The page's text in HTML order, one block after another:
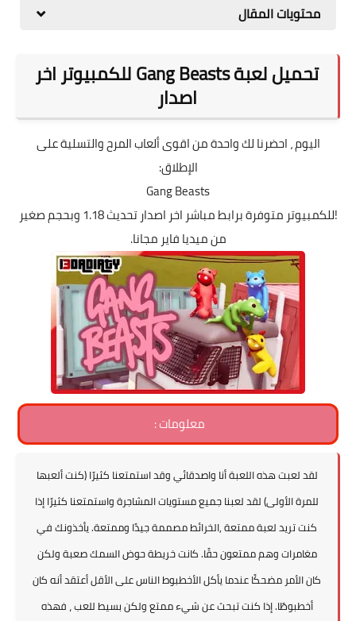
محتويات المقال
تحميل لعبة Gang Beasts للكمبيوتر اخر
اصدار
اليوم ، احضرنا لك واحدة من اقوى ألعاب المرح والتسلية على
الإطلاق:
Gang Beasts
!للكمبيوتر متوفرة برابط مباشر اخر اصدار تحديث 1.18 وبحجم صغير
من ميديا فاير مجانا.
معلومات :
لقد لعبت هذه اللعبة أنا واصدقائي وقد استمتعنا كثيرًا (كنت ألعبها
للمرة الأولى) لقد لعبنا جميع مستويات المشاجرة واستمتعنا كثيرًا إذا
كنت تريد لعبة ممتعة ,الخرائط مصممة جيدًا وممتعة. يأخذونك في
مغامرات وهم ممتعون حقًا. كانت خريطة حوض السمك صعبة ولكن
كان الأمر مضحكًا عندما يأكل الأخطبوط الناس على الأقل أعتقد أنه كان
أخطبوطًا. إذا كنت تبحث عن شيء ممتع ولكن بسيط للعب ، فهذه